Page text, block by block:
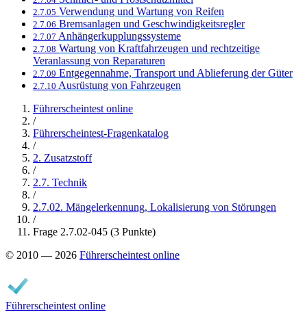
2.7.05 Verwendung und Wartung von Reifen
2.7.06 Bremsanlagen und Geschwindigkeitsregler
2.7.07 Anhängerkupplungssysteme
2.7.08 Wartung von Kraftfahrzeugen und rechtzeitige
Veranlassung von Reparaturen
2.7.09 Entgegennahme, Transport und Ablieferung der Güter
2.7.10 Ausrüstung von Fahrzeugen
Führerscheintest online
/
Führerscheintest-Fragenkatalog
/
2. Zusatzstoff
/
2.7. Technik
/
2.7.02. Mängelerkennung, Lokalisierung von Störungen
/
Frage 2.7.02-045 (3 Punkte)
© 2010 — 2026 Führerscheintest online
Führerscheintest online